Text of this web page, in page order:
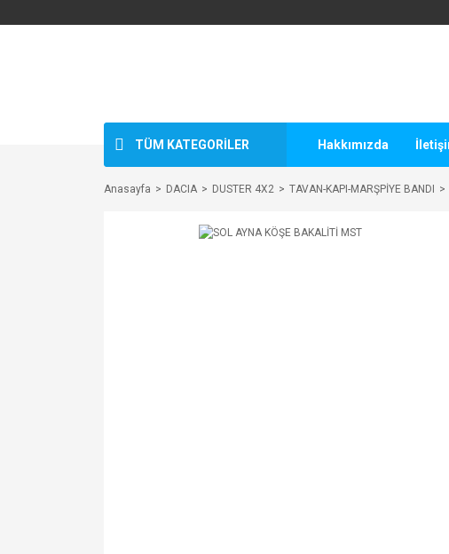
TÜM KATEGORİLER Hakkımızda
Anasayfa DACIA DUSTER 4X2 TAVAN-KAPI-MARŞPİYE BANDI